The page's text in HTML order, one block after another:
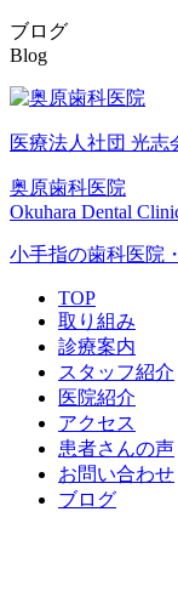
ブログ
Blog
医療法人社団 光志
奥原歯科医院
Okuhara Dental
小手指の歯科医院
TOP
取り組み
診療案内
スタッフ紹介
医院紹介
アクセス
患者さんの声
お問い合わせ
ブログ